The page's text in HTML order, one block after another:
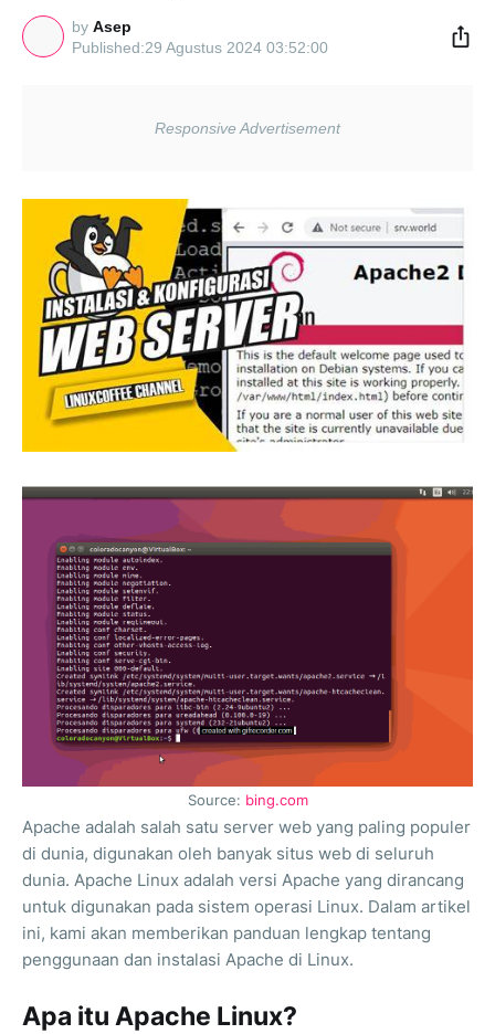
by Asep
29 Agustus 2024 03:52:00
Source: bing.com
Apache adalah salah satu server web yang paling populer
di dunia, digunakan oleh banyak situs web di seluruh
dunia. Apache Linux adalah versi Apache yang dirancang
untuk digunakan pada sistem operasi Linux. Dalam artikel
ini, kami akan memberikan panduan lengkap tentang
penggunaan dan instalasi Apache di Linux.
Apa itu Apache Linux?